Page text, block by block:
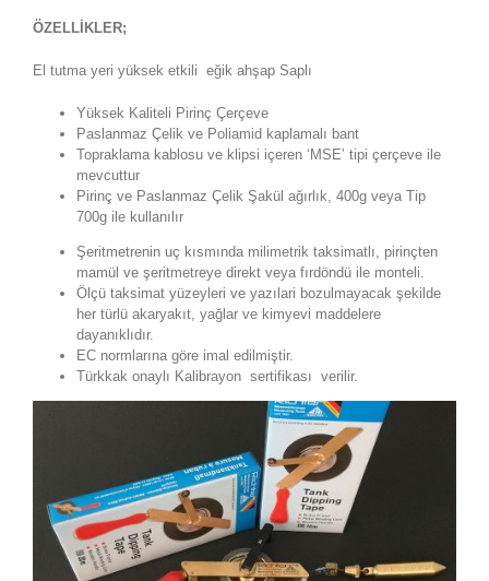
ÖZELLİKLER;
El tutma yeri yüksek etkili eğik ahşap Saplı
Yüksek Kaliteli Pirinç Çerçeve
Paslanmaz Çelik ve Poliamid kaplamalı bant
Topraklama kablosu ve klipsi içeren ‘MSE’ tipi çerçeve ile
mevcuttur
Pirinç ve Paslanmaz Çelik Şakül ağırlık, 400g veya Tip
700g ile kullanılır
Şeritmetrenin uç kısmında milimetrik taksimatlı, pirinçten
mamül ve şeritmetreye direkt veya fırdöndü ile monteli.
Ölçü taksimat yüzeyleri ve yazılari bozulmayacak şekilde
her türlü akaryakıt, yağlar ve kimyevi maddelere
dayanıklıdır.
EC normlarına göre imal edilmiştir.
Türkkak onaylı Kalibrayon sertifikası verilir.